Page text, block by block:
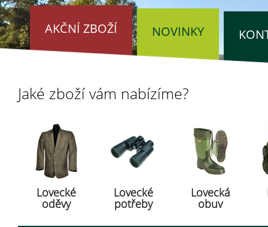
AKČNÍ ZBOŽÍ NOVINKY
Jaké zboží vám nabízíme?
Lovecké
oděvy
Lovecké
potřeby
Lovecká
obuv